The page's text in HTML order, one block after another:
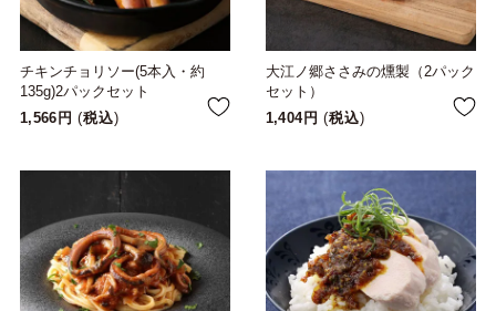
チキンチョリソー(5本入・約
135g)2パックセット
1,566
税込
大江ノ郷ささみの燻製（2パック
セット）
1,404
税込